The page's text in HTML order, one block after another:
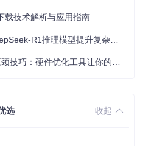
载技术解析与应用指南
选 收起